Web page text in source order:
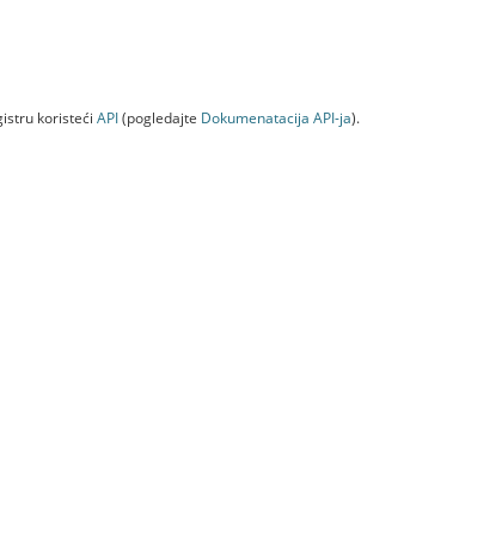
koristeći API(pogledajte Dokumenаtаcijа API-jа).